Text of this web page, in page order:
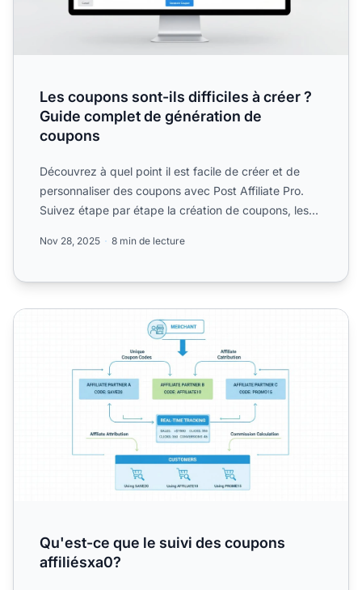
Les coupons sont-ils difficiles à créer ?
Guide complet de génération de
coupons
Découvrez à quel point il est facile de créer et de
personnaliser des coupons avec Post Affiliate Pro.
Suivez étape par étape la création de coupons, les
Nov 28, 2025 8 min de lecture
Qu'est-ce que le suivi des coupons affiliésxa0?
Qu'est-ce que le suivi des coupons
affiliésxa0?